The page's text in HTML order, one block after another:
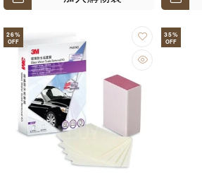
26%
OFF
35%
OFF